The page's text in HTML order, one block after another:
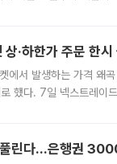
·하한가 주문 한시
에서 발생하는 가격 왜
했다. 7일 넥스트레이
린다…은행권